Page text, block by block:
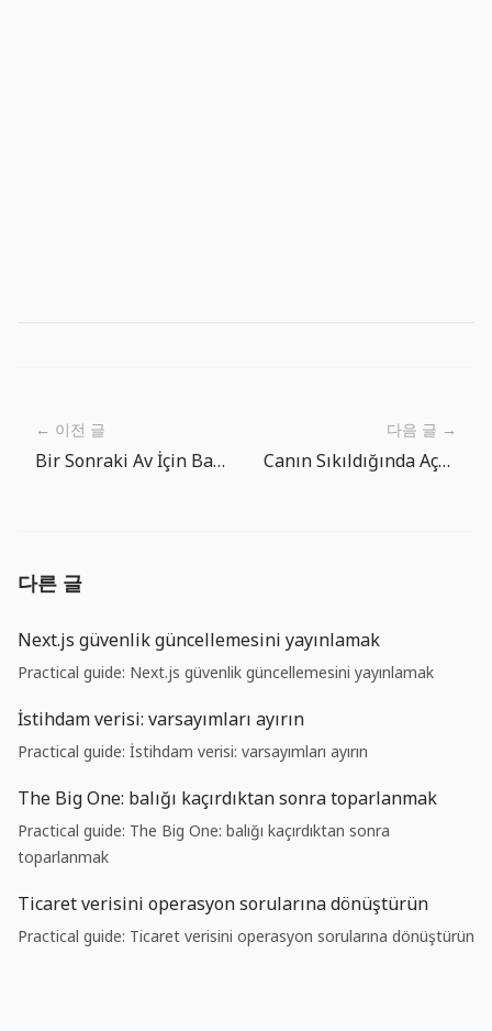
← 이전 글
Bir Sonraki Av İçin Balık Ansiklopedisi’yı Aç
다음 글 →
Canın Sıkıldığında Açmalık Bir Balık Tutma RPG’si
다른 글
Next.js güvenlik güncellemesini yayınlamak
Practical guide: Next.js güvenlik güncellemesini yayınlamak
İstihdam verisi: varsayımları ayırın
Practical guide: İstihdam verisi: varsayımları ayırın
The Big One: balığı kaçırdıktan sonra toparlanmak
Practical guide: The Big One: balığı kaçırdıktan sonra
toparlanmak
Ticaret verisini operasyon sorularına dönüştürün
Practical guide: Ticaret verisini operasyon sorularına dönüştürün